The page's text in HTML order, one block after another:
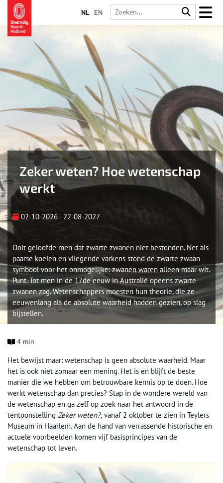
NL EN
Zeker weten? Hoe wetenschap
werkt
02-10-2026 - 22-08-2027
Ooit geloofde men dat zwarte zwanen niet bestonden. Net als
paarse koeien en vliegende varkens stond de zwarte zwaan
symbool voor het onmogelijke: zwanen waren alleen maar wit.
Punt. Tot men in de 17de eeuw in Australië opeens zwarte
zwanen zag. Wetenschappers moesten hun theorie, die ze
eeuwenlang als de absolute waarheid hadden gezien, op slag
bijstellen.
4 min
Het bewijst maar: wetenschap is geen absolute waarheid. Maar
het is ook niet zomaar een mening. Het is en blijft de beste
manier die we hebben om betrouwbare kennis op te doen. Hoe
werkt wetenschap dan precies? Stap in de wondere wereld van
de wetenschap en ga zelf op zoek naar het antwoord in de
tentoonstelling Zeker weten?, vanaf 2 oktober te zien in Teylers
Museum in Haarlem. Aan de hand van verrassende historische en
actuele voorbeelden komen vijf basisprincipes van de
wetenschap tot leven.